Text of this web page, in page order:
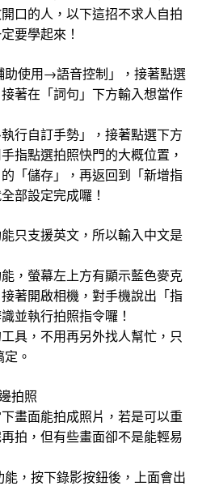
口的人，以下這招不求人自拍
要學起來！
助使用→語音控制」，接著點選
著在「詞句」下方輸入想當作
行自訂手勢」，接著點選下方
指點選拍照快門的大概位置，
「儲存」，再返回到「新增指
部設定完成囉！
只支援英文，所以輸入中文是
，螢幕左上方有顯示藍色麥克
著開啟相機，對手機說出「指
並執行拍照指令囉！
具，不用再另外找人幫忙，只
。
拍照
畫面能拍成照片，若是可以重
拍，但有些畫面卻不是能輕易
能，按下錄影按鈕後，上面會出